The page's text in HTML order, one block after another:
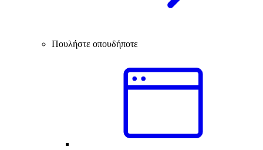
Πουλήστε οπουδήποτε